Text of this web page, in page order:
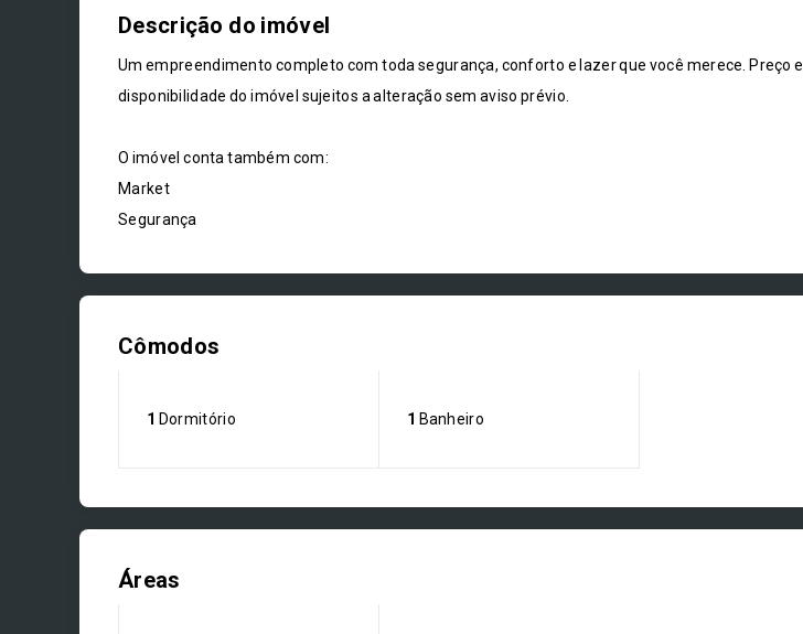
Descrição do imóvel
Um empreendimento completo com toda segurança, conforto e lazer que você merece. Preço e
disponibilidade do imóvel sujeitos a alteração sem aviso prévio.
O imóvel conta também com:
Market
Segurança
Cômodos
1 Dormitório 1 Banheiro
Áreas